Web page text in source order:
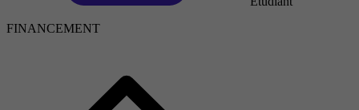
FINANCEMENT